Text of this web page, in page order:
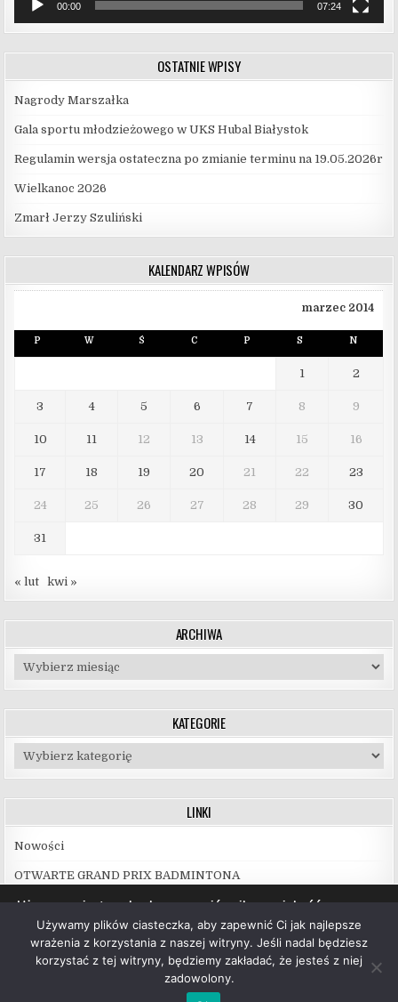
00:00 07:24
OSTATNIE WPISY
Nagrody Marszałka
Gala sportu młodzieżowego w UKS Hubal Białystok
Regulamin wersja ostateczna po zmianie terminu na 19.05.2026r
Wielkanoc 2026
Zmarł Jerzy Szuliński
KALENDARZ WPISÓW
marzec 2014
P W Ś C P S N
1 2
3 4 5 6 7 8 9
10 11 12 13 14 15 16
17 18 19 20 21 22 23
24 25 26 27 28 29 30
31
« lut kwi »
ARCHIWA
Archiwa
KATEGORIE
Kategorie
LINKI
Nowości
OTWARTE GRAND PRIX BADMINTONA
Copyright © 2026 UKS Hubal Białystok
Używamy ciasteczek, aby zapewnić najlepszą jakość
korzystania z naszej witryny.
Więcej informacji na temat plików ciasteczka, których
używamy, oraz możliwości ich wyłączenia znajdziesz w
ustawieniach.
Używamy plików ciasteczka, aby zapewnić Ci jak najlepsze
wrażenia z korzystania z naszej witryny. Jeśli nadal będziesz
korzystać z tej witryny, będziemy zakładać, że jesteś z niej
zadowolony.